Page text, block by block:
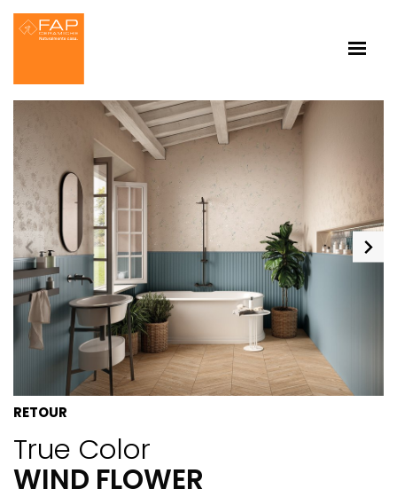
RETOUR
True Color
WIND FLOWER